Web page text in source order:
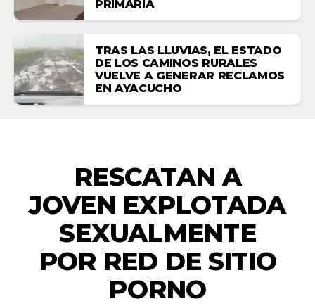
PRIMARIA
TRAS LAS LLUVIAS, EL ESTADO
DE LOS CAMINOS RURALES
VUELVE A GENERAR RECLAMOS
EN AYACUCHO
RESCATAN A
JOVEN EXPLOTADA
SEXUALMENTE
POR RED DE SITIO
PORNO